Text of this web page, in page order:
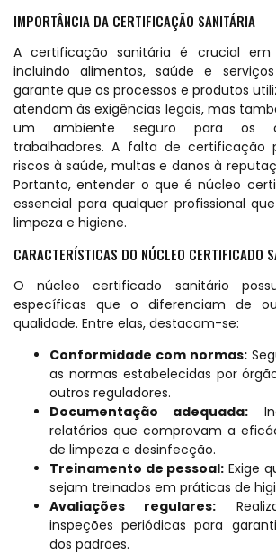
IMPORTÂNCIA DA CERTIFICAÇÃO SANITÁRIA
A certificação sanitária é crucial em
incluindo alimentos, saúde e
garante que os processos e produtos
atendam às exigências legais, mas
um ambiente seguro para os
trabalhadores. A falta de certificação
riscos à saúde, multas e danos à
Portanto, entender o que é núcleo
essencial para qualquer profissional
limpeza e higiene.
CARACTERÍSTICAS DO NÚCLEO CERTIFICADO
O núcleo certificado sanitário
específicas que o diferenciam de
qualidade. Entre elas, destacam-se:
Conformidade com normas:
as normas estabelecidas por
outros reguladores.
Documentação adequada:
relatórios que comprovam a
de limpeza e desinfecção.
Treinamento de pessoal: Exige
sejam treinados em práticas de
Avaliações regulares:
inspeções periódicas para
dos padrões.